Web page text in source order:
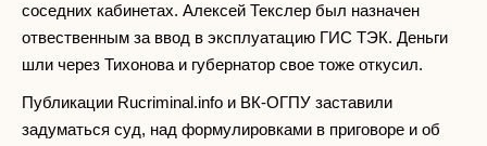
соседних кабинетах. Алексей Текслер был назначен
отвественным за ввод в эксплуатацию ГИС ТЭК. Деньги
шли через Тихонова и губернатор свое тоже откусил.
Публикации Rucriminal.info и ВК-ОГПУ заставили
задуматься суд, над формулировками в приговоре и об